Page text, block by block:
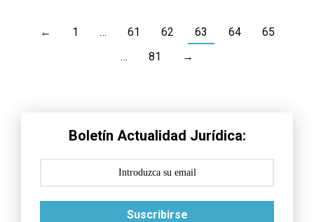
← 1 … 61 62 63 64
65
…
81 →
Boletín Actualidad Jurídica:
Suscribirse